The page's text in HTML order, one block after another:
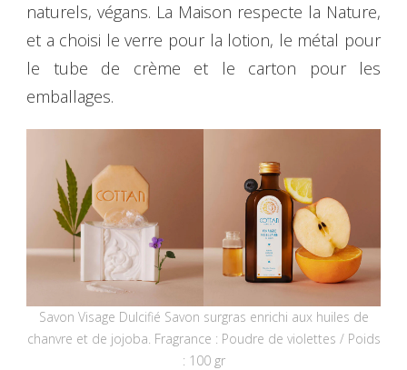
naturels, végans. La Maison respecte la Nature,
et a choisi le verre pour la lotion, le métal pour
le tube de crème et le carton pour les
emballages.
Savon Visage Dulcifié Savon surgras enrichi aux huiles de
chanvre et de jojoba. Fragrance : Poudre de violettes / Poids
: 100 gr